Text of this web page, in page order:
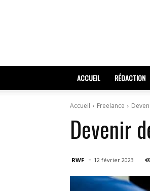
ACCUEIL RÉDACTION
Accueil Freelance
Devenir
RWF - 12 février 2023